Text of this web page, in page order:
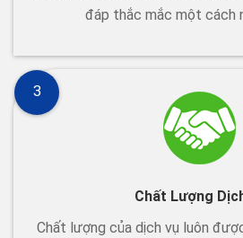
đáp thắc mắc một cách
Chất Lượng
Chất lượng của dịch vụ luôn
3